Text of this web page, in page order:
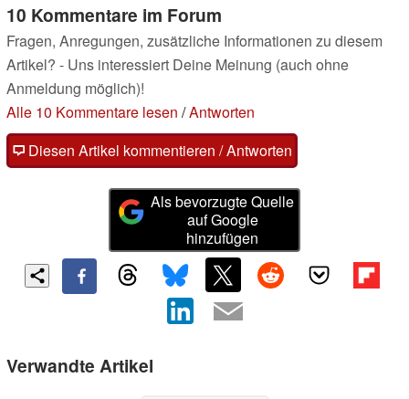
10 Kommentare im Forum
Fragen, Anregungen, zusätzliche Informationen zu diesem
Artikel? - Uns interessiert Deine Meinung (auch ohne
Anmeldung möglich)!
Alle 10 Kommentare lesen /Antworten
Diesen Artikel kommentieren / Antworten
Als bevorzugte Quelle
auf Google
hinzufügen
Verwandte Artikel